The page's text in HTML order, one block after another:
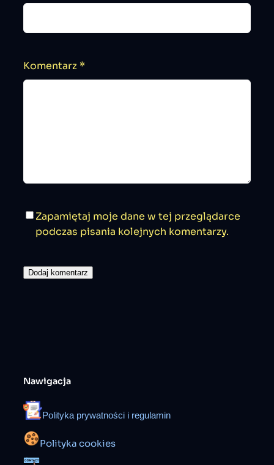
Komentarz *
Zapamiętaj moje dane w tej przeglądarce
podczas pisania kolejnych komentarzy.
Nawigacja
Polityka prywatności i regulamin
Polityka cookies